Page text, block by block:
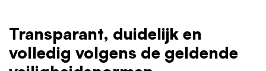
Transparant, duidelijk en
volledig volgens de geldende